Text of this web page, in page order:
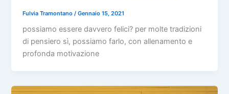
Fulvia Tramontano/Gennaio 15, 2021
possiamo essere davvero felici? per molte tradizioni
di pensiero sì, possiamo farlo, con allenamento e
profonda motivazione